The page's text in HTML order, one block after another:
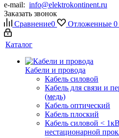
e-mail: info@elektrokontinent.ru
Заказать звонок
Сравнение0 Отложенные 0
Каталог
Кабели и провода
Кабель силовой
Кабель для связи и
(медь)
Кабель оптический
Кабель плоский
Кабель силовой <
нестационарной